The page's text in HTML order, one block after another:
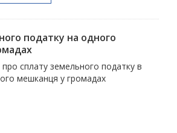
податку на одного
про сплату земельного податку в
мешканця у громадах